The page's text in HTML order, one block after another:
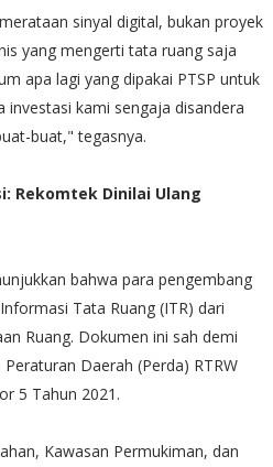
sinyal digital, bukan proyek
yang mengerti tata ruang saja
apa lagi yang dipakai PTSP untuk
investasi kami sengaja disandera
buat," tegasnya.
Rekomtek Dinilai Ulang
bahwa para pengembang
Tata Ruang (ITR) dari
Ruang. Dokumen ini sah demi
Daerah (Perda) RTRW
5 Tahun 2021.
Kawasan Permukiman, dan